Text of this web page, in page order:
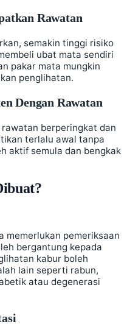
Rawatan
semakin tinggi risiko
ubat mata sendiri
pakar mata mungkin
penglihatan.
Dengan Rawatan
berperingkat dan
terlalu awal tanpa
aktif semula dan bengkak
memerlukan pemeriksaan
bergantung kepada
kabur boleh
lain seperti rabun,
atau degenerasi